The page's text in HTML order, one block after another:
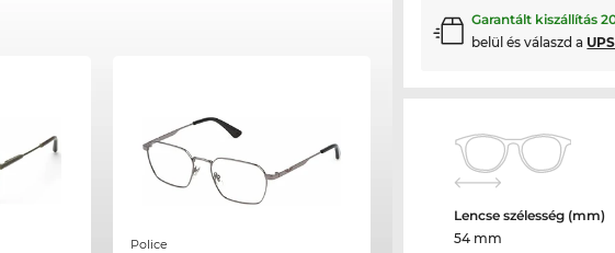
Police
Garantált kiszállítás
belül és válaszd a
Lencse szélesség (mm)
54 mm